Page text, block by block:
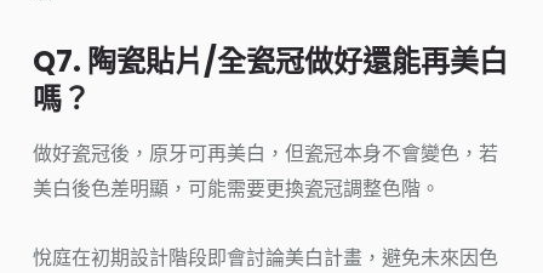
Q7. 陶瓷貼片/全瓷冠做好還能再美白
嗎？
做好瓷冠後，原牙可再美白，但瓷冠本身不會變色，若
美白後色差明顯，可能需要更換瓷冠調整色階。
悅庭在初期設計階段即會討論美白計畫，避免未來因色